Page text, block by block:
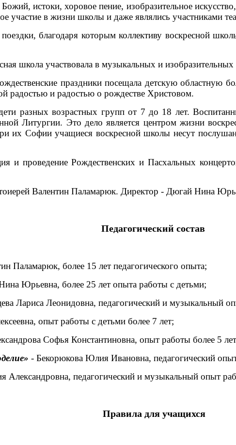
истоки, хоровое пение, изобразительное
участие в жизни школы и даже являлись участниками
благодаря которым коллективу воскресной
школа участвовала в музыкальных и изобразительных
праздники посещала детскую областную
радостью и радостью о рождестве Христовом.
разных возрастных групп от 7 до 18 лет.
Литургии. Это дело является центром жизни
Софии учащиеся воскресной школы несут
и проведение Рождественских и Пасхальных
Валентин Паламарюк. Директор - Дюгай Нина
Педагогический состав
Паламарюк, более 15 лет педагогического опыта;
Юрьевна, более 25 лет опыта работы с детьми;
Лариса Леонидовна, педагогический и музыкальный
опыт работы с детьми более 7 лет;
Софья Константиновна, опыт работы более 5
- Бекорюкова Юлия Ивановна, педагогический
педагогический и музыкальный опыт
Правила для учащихся